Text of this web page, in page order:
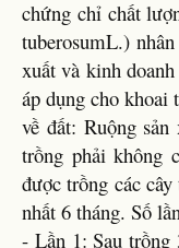
chứng chỉ chất
tuberosumL.)
xuất và kinh
áp dụng cho khoai
về đất: Ruộng
trồng phải không
được trồng các
nhất 6 tháng. Số
- Lần 1: Sau trồng